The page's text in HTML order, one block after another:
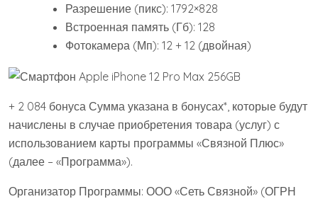
Разрешение (пикс): 1792×828
Встроенная память (Гб): 128
Фотокамера (Мп): 12 + 12 (двойная)
+ 2 084 бонуса Сумма указана в бонусах*, которые будут
начислены в случае приобретения товара (услуг) с
использованием карты программы «Связной Плюс»
(далее – «Программа»).
Организатор Программы: ООО «Сеть Связной» (ОГРН